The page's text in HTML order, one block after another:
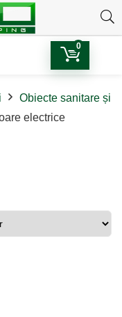
0
Obiecte sanitare și
electrice